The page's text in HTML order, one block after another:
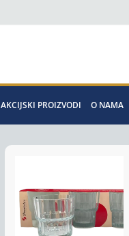
AKCIJSKI PROIZVODI O NAMA